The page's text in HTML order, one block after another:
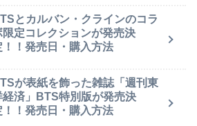
とカルバン・クラインのコラ
限定コレクションが発売決
！！発売日・購入方法
が表紙を飾った雑誌「週刊東
経済」BTS特別版が発売決
！！発売日・購入方法